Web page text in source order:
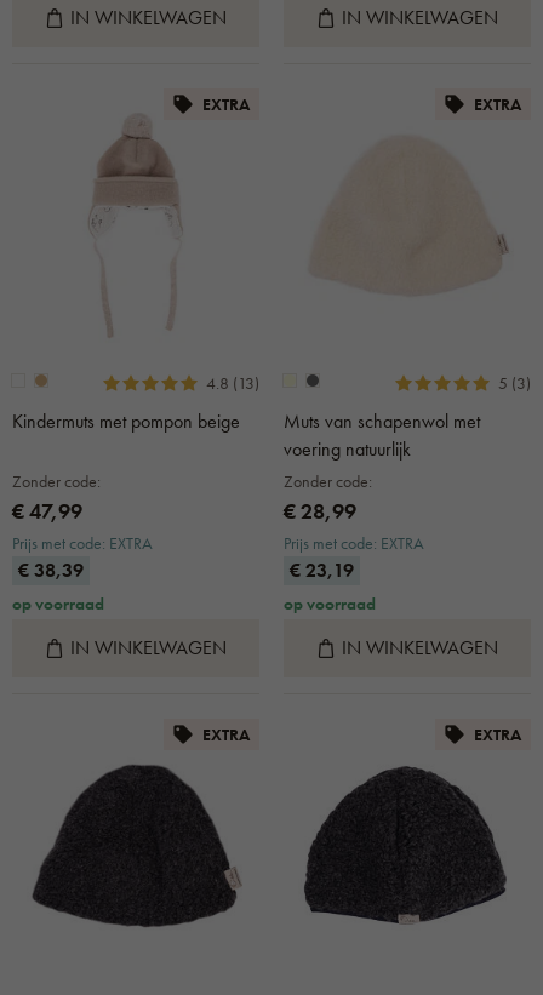
IN WINKELWAGEN IN WINKELWAGEN
EXTRA
4.8 (13)
Kindermuts met pompon beige
Zonder code:
€ 47,99
Prijs met code: EXTRA
€ 38,39
op voorraad
IN WINKELWAGEN
EXTRA
5 (3)
Muts van schapenwol met
voering natuurlijk
Zonder code:
€ 28,99
Prijs met code: EXTRA
€ 23,19
op voorraad
IN WINKELWAGEN
EXTRA EXTRA